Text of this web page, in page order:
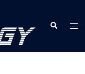
Suche